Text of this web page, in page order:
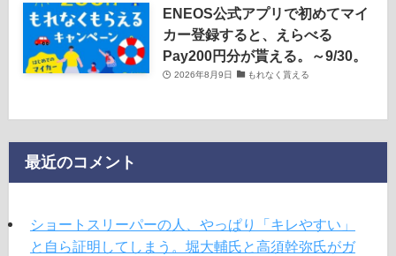
ENEOS公式アプリで初めてマイ
カー登録すると、えらべる
Pay200円分が貰える。～9/30。
2026年8月9日 もれなく貰える
最近のコメント
ショートスリーパーの人、やっぱり「キレやすい」
と自ら証明してしまう。堀大輔氏と高須幹弥氏がガ